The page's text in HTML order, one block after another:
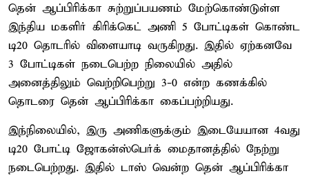
தென் ஆப்பிரிக்கா சுற்றுப்பயணம் மேற்கொண்டுள்ள
இந்திய மகளிர் கிரிக்கெட் அணி 5 போட்டிகள் கொண்ட
டி20 தொடரில் விளையாடி வருகிறது. இதில் ஏற்கனவே
3 போட்டிகள் நடைபெற்ற நிலையில் அதில்
அனைத்திலும் வெற்றிபெற்று 3-0 என்ற கணக்கில்
தொடரை தென் ஆப்பிரிக்கா கைப்பற்றியது.
இந்நிலையில், இரு அணிகளுக்கும் இடையேயான 4வது
டி20 போட்டி ஜோகன்ஸ்பெர்க் மைதானத்தில் நேற்று
நடைபெற்றது. இதில் டாஸ் வென்ற தென் ஆப்பிரிக்கா